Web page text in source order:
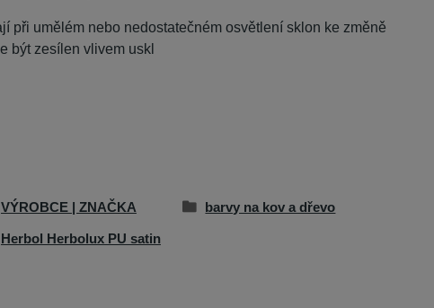
při umělém nebo nedostatečném osvětlení sklon ke změně
být zesílen vlivem uskl
VÝROBCE | ZNAČKA barvy na kov a dřevo
Herbol Herbolux PU satin